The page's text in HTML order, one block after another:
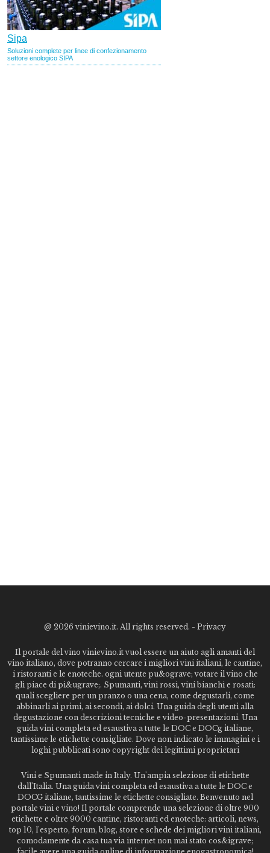
@ 2026 vinievino.it. All rights reserved. - Privacy
Il portale del vino vinievino.it vuol essere un aiuto agli amanti del
vino italiano, dove potranno cercare i migliori vini italiani, le cantine,
i ristoranti e le enoteche. ogni utente pu&ograve; votare il vino che
gli piace di pi&ugrave;. Spumanti, vini rossi, vini bianchi e rosati:
quali scegliere per un pranzo o una cena, come degustarli, come
abbinarli ai primi, ai secondi, ai dolci. Una guida degli utenti alla
degustazione con descrizioni tecniche e video-presentazioni. Una
guida vini completa ed esaustiva a tutte le DOC e DOCg italiane,
tantissime le etichette consigliate. Dove non indicato le immagini e i
loghi pubblicati sono copyright dei legittimi proprietari
Vini e Spumanti made in Italy. Un'ampia selezione di etichette
dall'Italia. Una guida vini completa ed esaustiva a tutte le DOC e
DOCG italiane, tantissime le etichette consigliate. Benvenuto nel
portale vini e vino! Il portale comprende una selezione di oltre 900
etichette e oltre 9000 cantine, ristoranti ed enoteche: articoli, news,
top 10, l'esperto, forum, blog, store e schede dei migliori vini italiani,
comodamente da casa tua via internet non mai stato cos&igrave;